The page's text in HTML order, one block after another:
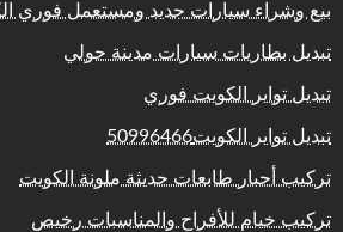
بيع وشراء سيارات جديد ومستعمل فوري
تبديل بطاريات سيارات مدينة حولي
تبديل تواير الكويت فوري
تبديل تواير الكويت50996466
تركيب أحبار طابعات حديثة ملونة الكويت
تركيب خيام للأفراح والمناسبات رخيص